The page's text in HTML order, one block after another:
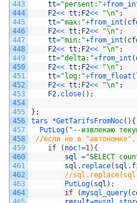
443
444
445
446
447
448
449
450
451
452
453
454
455
456
457
458
459
460
461
462
463
464
tt="persent:"+
F2<< tt ; F2<< "\n" ;
tt="max:"+from_int (
F2<< tt ; F2<< "\n" ;
tt="min:"+from_int (
F2<< tt ; F2<< "\n" ;
tt="delta:"+from_int (
F2<< tt ; F2<< "\n" ;
tt="log:"+from_float (
F2<< tt ; F2<< "\n" ;
F2. close( ) ;
} ;
tars *GetTarifsFromNoc( ) {
PutLog( "--извлекаю
//если не в "автономке",
if
( noc !=1) {
sql ="SELECT
sql . replace( sql .
//
PutLog( sql ) ;
if
(mysql_query(